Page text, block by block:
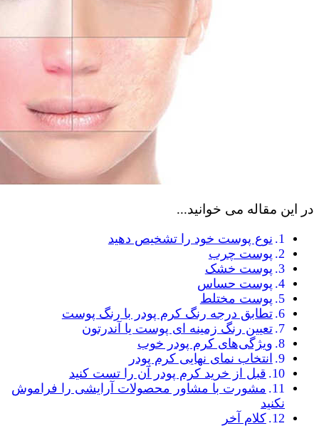
در این مقاله می خوانید...
نوع پوست خود را تشخیص دهید
پوست چرب
پوست خشک
پوست حساس
پوست مختلط
تطابق درجه رنگ کرم پودر با رنگ پوست
تعیین رنگ زمینه ای پوست یا آندرتون
ویژگی‌های کرم پودر خوب
انتخاب نمای نهایی کرم پودر
قبل از خرید کرم پودر آن را تست کنید
مشورت با مشاور محصولات آرایشی را فراموش
نکنید
کلام آخر